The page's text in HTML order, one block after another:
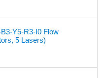
Y5-R3-I0 Flow
5 Lasers)